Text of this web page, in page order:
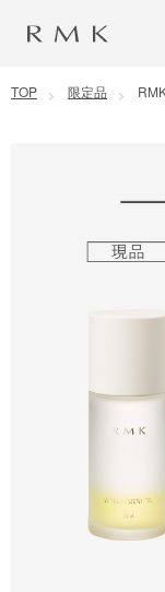
コンテンツに移動
TOP 限定品